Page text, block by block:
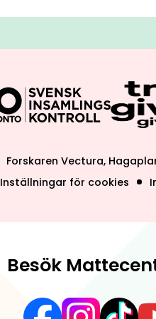
Forskaren Vectura,
Inställningar för cookies
Besök